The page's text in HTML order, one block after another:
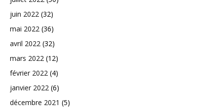
juin 2022 (32)
mai 2022 (36)
avril 2022 (32)
mars 2022 (12)
février 2022 (4)
janvier 2022 (6)
décembre 2021 (5)